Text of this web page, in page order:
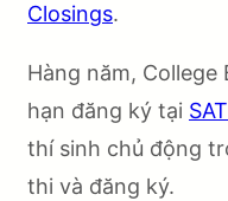
Closings.
Hàng năm,
hạn đăng ký tại
thí sinh chủ động
thi và đăng ký.